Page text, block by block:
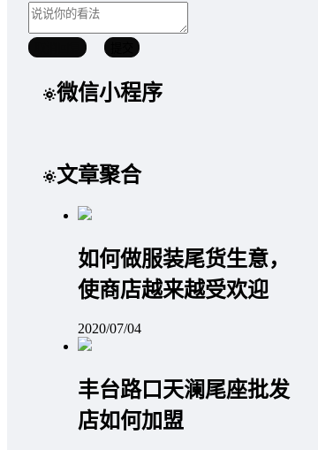
微信小程序
文章聚合
如何做服装尾货生意，
使商店越来越受欢迎
2020/07/04
丰台路口天澜尾座批发
店如何加盟